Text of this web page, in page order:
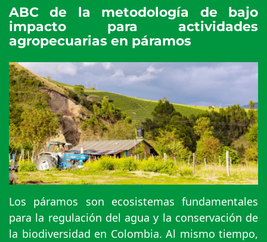
ABC de la metodología de bajo
impacto para actividades
agropecuarias en páramos
Los páramos son ecosistemas fundamentales
para la regulación del agua y la conservación de
la biodiversidad en Colombia. Al mismo tiempo,